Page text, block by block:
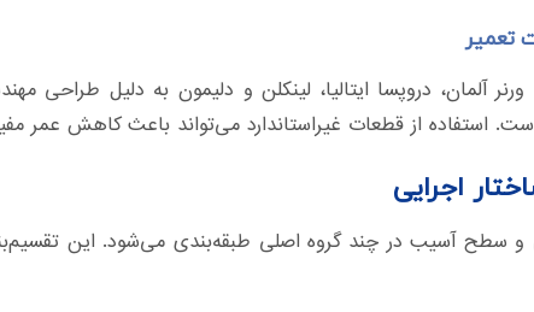
تعمیر
آلمان، دروپسا ایتالیا، لینکلن و دلیمون به دلیل طراحی
استفاده از قطعات غیراستاندارد می‌تواند باعث کاهش عمر
اجرایی
سطح آسیب در چند گروه اصلی طبقه‌بندی می‌شود. این